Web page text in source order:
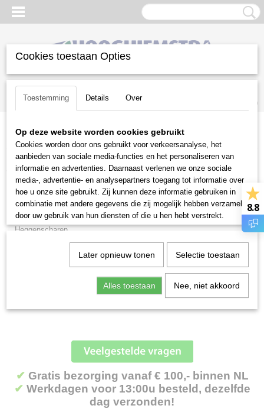
Inloggen Registreren
(0)
Home >Snoeien en Zagen> Snoeigereedschap
Snoeien en Zagen
Brandhoutmachines
Hakselaars
Heggenscharen
Houtversnipperaars
Kettingzagen | toebehoren
Husqvarna
Helaas bevinden er zich in deze categorie nog geen producten.
✔ Gratis bezorging vanaf € 100,- binnen NL
✔ Werkdagen voor 13:00u besteld, dezelfde
dag verzonden!
8.8
Cookies toestaan Opties
Toestemming Details Over
Op deze website worden cookies gebruikt
Cookies worden door ons gebruikt voor verkeersanalyse, het
aanbieden van sociale media-functies en het personaliseren van
informatie en advertenties. Daarnaast verlenen we onze sociale
media-, advertentie- en analysepartners toegang tot informatie over
hoe u onze site gebruikt. Zij kunnen deze informatie gebruiken in
combinatie met andere gegevens die zij mogelijk hebben verzameld
door uw gebruik van hun diensten of die u hen hebt verstrekt.
Later opnieuw tonen Selectie toestaan
Alles toestaan Nee, niet akkoord